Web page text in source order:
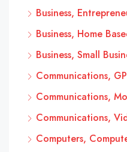
Business,
Business, Home
Business, Small
Communications,
Communications,
Communications,
Computers,